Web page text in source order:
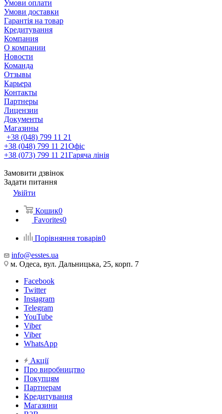
Умови оплати
Умови доставки
Гарантія на товар
Кредитування
Компания
О компании
Новости
Команда
Отзывы
Карьера
Контакты
Партнеры
Лицензии
Документы
Магазины
+38 (048) 799 11 21
+38 (048) 799 11 21Офіс
+38 (073) 799 11 21Гаряча лінія
Замовити дзвінок
Задати питання
Увійти
Кошик0
Favorites0
Порівняння товарів0
info@esstes.ua
м. Одеса, вул. Дальницька, 25, корп. 7
Facebook
Twitter
Instagram
Telegram
YouTube
Viber
Viber
WhatsApp
Акції
Про виробництво
Покупцям
Партнерам
Кредитування
Магазини